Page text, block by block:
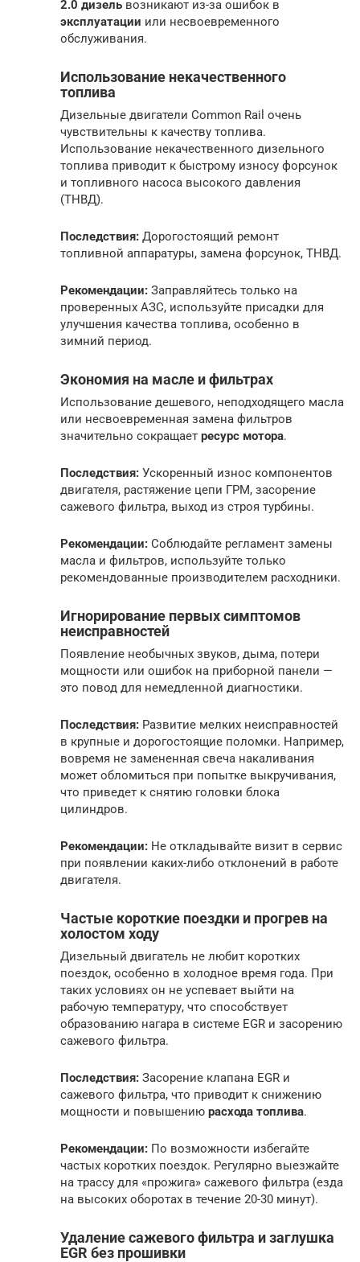
2.0 дизель возникают из-за ошибок в
эксплуатации или несвоевременного
обслуживания.
Использование некачественного
топлива
Дизельные двигатели Common Rail очень
чувствительны к качеству топлива.
Использование некачественного дизельного
топлива приводит к быстрому износу форсунок
и топливного насоса высокого давления
(ТНВД).
Последствия: Дорогостоящий ремонт
топливной аппаратуры, замена форсунок, ТНВД.
Рекомендации: Заправляйтесь только на
проверенных АЗС, используйте присадки для
улучшения качества топлива, особенно в
зимний период.
Экономия на масле и фильтрах
Использование дешевого, неподходящего масла
или несвоевременная замена фильтров
значительно сокращает ресурс мотора.
Последствия: Ускоренный износ компонентов
двигателя, растяжение цепи ГРМ, засорение
сажевого фильтра, выход из строя турбины.
Рекомендации: Соблюдайте регламент замены
масла и фильтров, используйте только
рекомендованные производителем расходники.
Игнорирование первых симптомов
неисправностей
Появление необычных звуков, дыма, потери
мощности или ошибок на приборной панели —
это повод для немедленной диагностики.
Последствия: Развитие мелких неисправностей
в крупные и дорогостоящие поломки. Например,
вовремя не замененная свеча накаливания
может обломиться при попытке выкручивания,
что приведет к снятию головки блока
цилиндров.
Рекомендации: Не откладывайте визит в сервис
при появлении каких-либо отклонений в работе
двигателя.
Частые короткие поездки и прогрев на
холостом ходу
Дизельный двигатель не любит коротких
поездок, особенно в холодное время года. При
таких условиях он не успевает выйти на
рабочую температуру, что способствует
образованию нагара в системе EGR и засорению
сажевого фильтра.
Последствия: Засорение клапана EGR и
сажевого фильтра, что приводит к снижению
мощности и повышению расхода топлива.
Рекомендации: По возможности избегайте
частых коротких поездок. Регулярно выезжайте
на трассу для «прожига» сажевого фильтра (езда
на высоких оборотах в течение 20-30 минут).
Удаление сажевого фильтра и заглушка
EGR без прошивки